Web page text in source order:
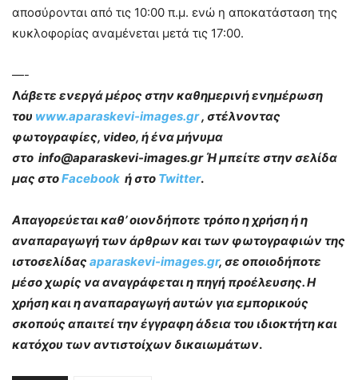
αποσύρονται από τις 10:00 π.μ. ενώ η αποκατάσταση της
κυκλοφορίας αναμένεται μετά τις 17:00.
—-
Λάβετε ενεργά μέρος στην καθημερινή ενημέρωση
του www.aparaskevi-images.gr, στέλνοντας
φωτογραφίες, video, ή ένα μήνυμα
στο info@aparaskevi-images.gr Ή μπείτε στην σελίδα
μας στοFacebook ή στο Twitter.
Απαγορεύεται καθ’ οιονδήποτε τρόπο η χρήση ή η
αναπαραγωγή των άρθρων και των φωτογραφιών της
ιστοσελίδας aparaskevi-images.gr, σε οποιοδήποτε
μέσο χωρίς να αναγράφεται η πηγή προέλευσης. Η
χρήση και η αναπαραγωγή αυτών για εμπορικούς
σκοπούς απαιτεί την έγγραφη άδεια του ιδιοκτήτη και
κατόχου των αντιστοίχων δικαιωμάτων.